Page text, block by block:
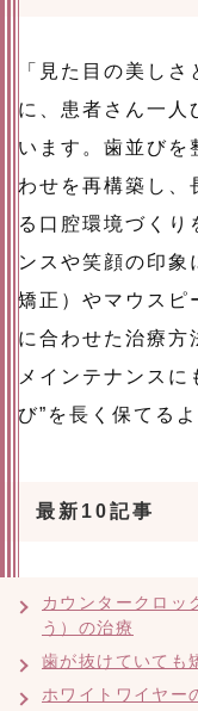
「見た目の美し
に、患者さん一人
います。歯並びを
わせを再構築し、
る口腔環境づくり
ンスや笑顔の印象
矯正）やマウスピ
に合わせた治療方
メインテナンスに
び”を長く保てる
最新10記事
カウンタークロッ
う）の治療
歯が抜けていても
ホワイトワイヤー